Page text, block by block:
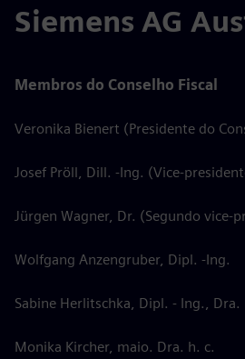
Siemens AG
Membros do Conselho Fiscal
Veronika Bienert (Presidente do
Josef Pröll, Dill. -Ing. (Vice-
Jürgen Wagner, Dr. (Segundo vice-
Wolfgang Anzengruber, Dipl. -Ing.
Sabine Herlitschka, Dipl. - Ing., Dra.
Monika Kircher, maio. Dra. h. c.